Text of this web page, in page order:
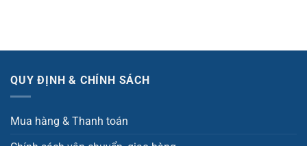
QUY ĐỊNH & CHÍNH SÁCH
Mua hàng & Thanh toán